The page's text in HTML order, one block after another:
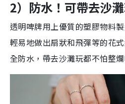
2）防水！可帶去沙
透明啤牌用上優質的塑膠物料
輕易地做出扇狀和飛彈等的花
全防水，帶去沙灘玩都不怕整爛